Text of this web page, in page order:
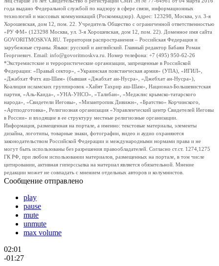
года выдано Федеральной службой по надзору в сфере связи, информационных
технологий и массовых коммуникаций (Роскомнадзор). Адрес: 123298, Москва, ул. 3-я
Хорошевская, дом 12, пом. 22. Учредитель Общество с ограниченной ответственностью
«РУ ФМ» (123298 Москва, ул. 3-я Хорошевская, дом 12, пом. 22). Доменное имя сайта
GOVORITMOSKVA.RU. Территория распространения – Российская Федерация и
зарубежные страны. Языки: русский и английский. Главный редактор Бабаян Роман
Георгиевич. Email: info@govoritmoskva.ru. Номер телефона: +7 (495) 950-62-26
*Экстремистские и террористические организации, запрещенные в Российской
Федерации: «Правый сектор», «Украинская повстанческая армия» (УПА), «ИГИЛ»,
«Джабхат Фатх аш-Шам» (бывшая «Джабхат ан-Нусра», «Джебхат ан-Нусра»),
Коалиция исламских группировок «Хайят Тахрир аш-Шам», Национал-Большевистская
партия, «Аль-Каида», «УНА-УНСО», «Талибан», «Меджлис крымско-татарского
народа», «Свидетели Иеговы», «Мизантропик Дивижн», «Братство» Корчинского,
«Артподготовка», Религиозная организация «Управленческий центр Свидетелей Иеговы
в России» и входящие в ее структуру местные религиозные организации.
Информация, размещенная на портале, а именно: текстовые материалы, элементы
дизайна, логотипы, товарные знаки, фотографии, видео и аудио охраняются
законодательством Российской Федерации и международными нормами права и не
могут быть использованы без разрешения правообладателей. Согласно ст.ст. 1274,1275
ГК РФ, при любом использовании материалов, размещенных на портале, в том числе
цитировании, активная гиперссылка на материал является обязательной. Мнение
редакции может не совпадать с мнением отдельных авторов и колумнистов.
Сообщение отправлено
play
pause
mute
unmute
max volume
02:01
-01:27